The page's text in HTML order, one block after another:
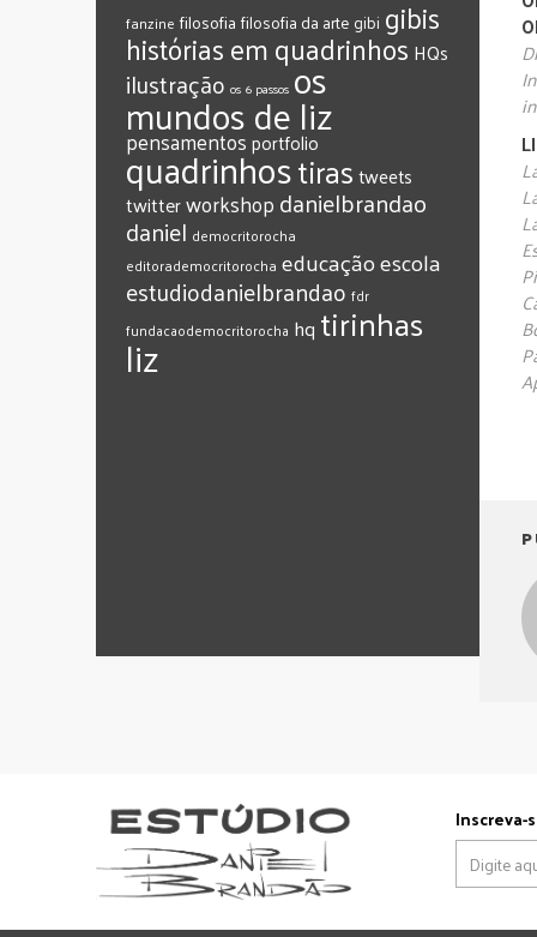
fanzine filosofia filosofia da arte gibi gibis
histórias em quadrinhos HQs
ilustração os 6 passos os
mundos de liz
pensamentosportfolio
quadrinhostirastweets
twitterworkshop‎danielbrandao‬
‎daniel‬ ‎democritorocha
‎editorademocritorocha ‎educação‎escola
‎estudiodanielbrandao ‎fdr
‎fundacaodemocritorocha ‎hq ‎tirinhas
‪‎liz
Inscreva-